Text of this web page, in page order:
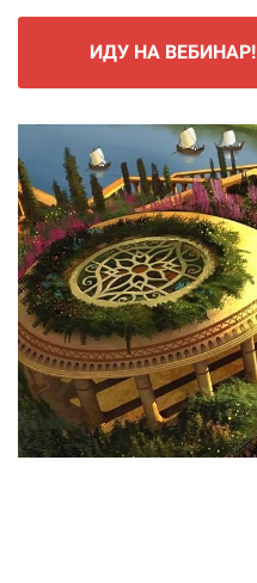
ИДУ НА ВЕБИНАР!